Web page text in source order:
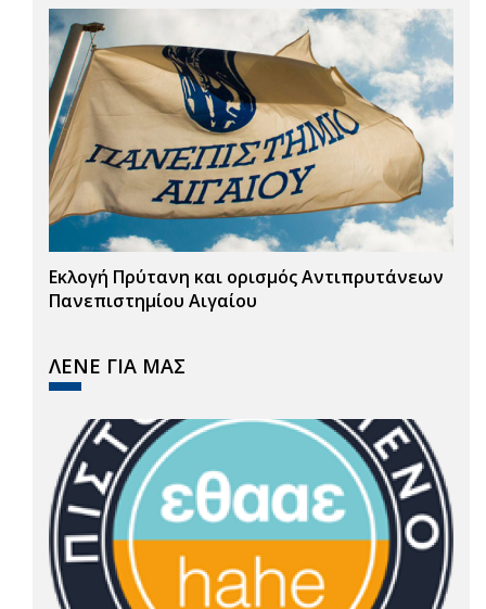
Εκλογή Πρύτανη και ορισμός Αντιπρυτάνεων
Πανεπιστημίου Αιγαίου
ΛΕΝΕ ΓΙΑ ΜΑΣ